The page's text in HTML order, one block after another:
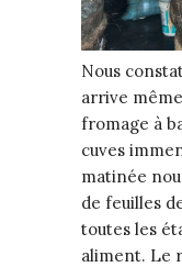
Nous
arrive
fromage à
cuves
matinée
de feuilles
toutes les
aliment. Le